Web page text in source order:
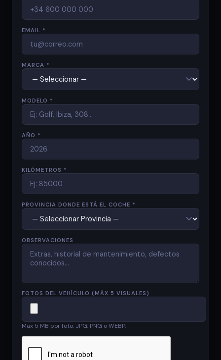
EMAIL *
MARCA *
MODELO *
AÑO *
KILÓMETROS *
PROVINCIA DONDE ESTÁ EL COCHE *
OBSERVACIONES
FOTOS DEL VEHÍCULO (MÁX 5 VISUALES)
Max 5 MB por foto. JPG, PNG o WEBP.